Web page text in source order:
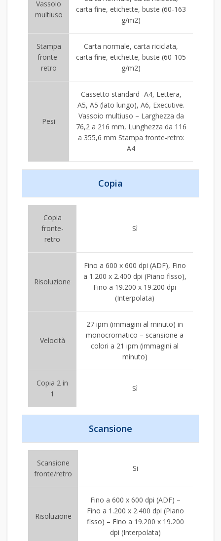
Vassoio
multiuso
carta fine, etichette, buste (60-163
g/m2)
Stampa
fronte-
retro
Carta normale, carta riciclata,
carta fine, etichette, buste (60-105
g/m2)
Pesi
Cassetto standard -A4, Lettera,
A5, A5 (lato lungo), A6, Executive.
Vassoio multiuso – Larghezza da
76,2 a 216 mm, Lunghezza da 116
a 355,6 mm Stampa fronte-retro:
A4
Copia
Copia
fronte-
retro
Sì
Risoluzione
Fino a 600 x 600 dpi (ADF), Fino
a 1.200 x 2.400 dpi (Piano fisso),
Fino a 19.200 x 19.200 dpi
(Interpolata)
Velocità
27 ipm (immagini al minuto) in
monocromatico – scansione a
colori a 21 ipm (immagini al
minuto)
Copia 2 in
1
Sì
Scansione
Scansione
fronte/retro
Si
Risoluzione
Fino a 600 x 600 dpi (ADF) –
Fino a 1.200 x 2.400 dpi (Piano
fisso) – Fino a 19.200 x 19.200
dpi (Interpolata)